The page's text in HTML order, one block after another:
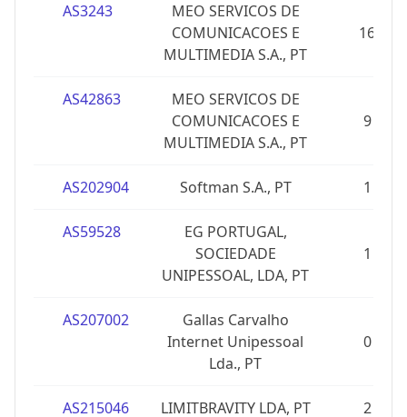
AS3243
MEO SERVICOS DE
COMUNICACOES E
MULTIMEDIA S.A., PT
16
AS42863
MEO SERVICOS DE
COMUNICACOES E
MULTIMEDIA S.A., PT
9
AS202904 Softman S.A., PT 1
AS59528
EG PORTUGAL,
SOCIEDADE
UNIPESSOAL, LDA, PT
1
AS207002
Gallas Carvalho
Internet Unipessoal
Lda., PT
0
AS215046 LIMITBRAVITY LDA, PT 2